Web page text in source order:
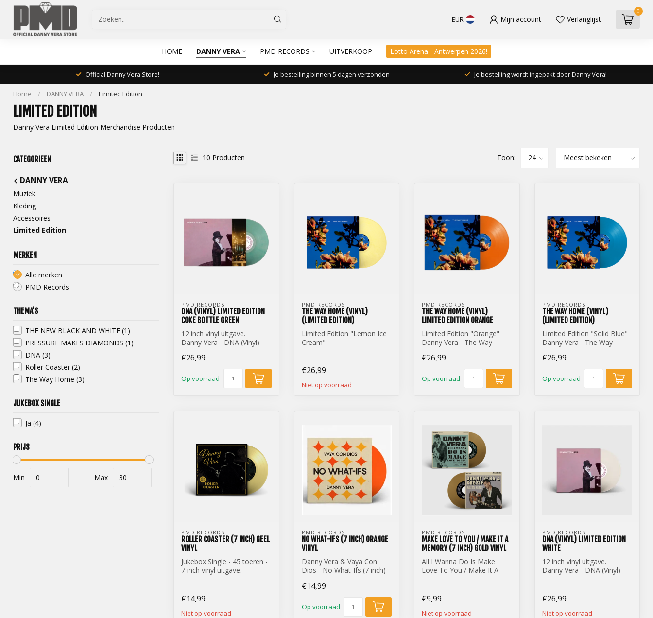
EUR Mijn account Verlanglijst
0
HOME DANNY VERA PMD RECORDS UITVERKOOP Lotto Arena - Antwerpen 2026!
Official Danny Vera Store! Je bestelling binnen 5 dagen verzonden Je bestelling wordt ingepakt door Danny Vera!
Home / DANNY VERA / Limited Edition
LIMITED EDITION
Danny Vera Limited Edition Merchandise Producten
CATEGORIEËN
DANNY VERA
Muziek
Kleding
Accessoires
Limited Edition
MERKEN
Alle merken
PMD Records
THEMA'S
THE NEW BLACK AND WHITE (1)
PRESSURE MAKES DIAMONDS (1)
DNA (3)
Roller Coaster (2)
The Way Home (3)
JUKEBOX SINGLE
Ja (4)
PRIJS
Min Max
10 Producten Toon:
PMD RECORDS
DNA (VINYL) LIMITED EDITION
COKE BOTTLE GREEN
12 inch vinyl uitgave.
Danny Vera - DNA (Vinyl)
Gre...
€26,99
Op voorraad
PMD RECORDS
THE WAY HOME (VINYL)
(LIMITED EDITION)
Limited Edition "Lemon Ice
Cream"
€26,99
Niet op voorraad
PMD RECORDS
THE WAY HOME (VINYL)
LIMITED EDITION ORANGE
Limited Edition "Orange"
Danny Vera - The Way
€26,99
Op voorraad
PMD RECORDS
THE WAY HOME (VINYL)
(LIMITED EDITION)
Limited Edition "Solid Blue"
Danny Vera - The Way
€26,99
Op voorraad
PMD RECORDS
ROLLER COASTER (7 INCH) GEEL
VINYL
Jukebox Single - 45 toeren -
7 inch vinyl uitgave.
€14,99
Niet op voorraad
PMD RECORDS
NO WHAT-IFS (7 INCH) ORANGE
VINYL
Danny Vera & Vaya Con
Dios - No What-Ifs (7 inch)
€14,99
Op voorraad
PMD RECORDS
MAKE LOVE TO YOU / MAKE IT A
MEMORY (7 INCH) GOLD VINYL
All I Wanna Do Is Make
Love To You / Make It A
€9,99
Niet op voorraad
PMD RECORDS
DNA (VINYL) LIMITED EDITION
WHITE
12 inch vinyl uitgave.
Danny Vera - DNA (Vinyl)
€26,99
Niet op voorraad